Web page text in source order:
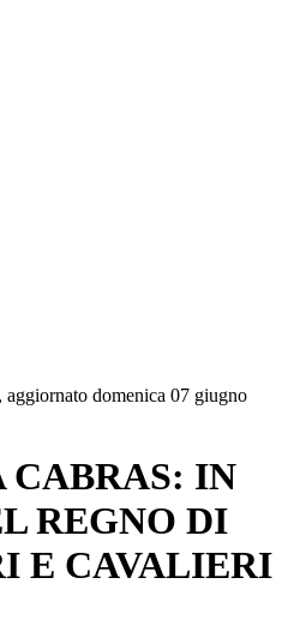
domenica 07 giugno
IN
REGNO DI
E CAVALIERI